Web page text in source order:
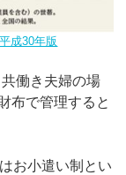
成30年版
働き夫婦の場
布で管理すると
お小遣い制とい